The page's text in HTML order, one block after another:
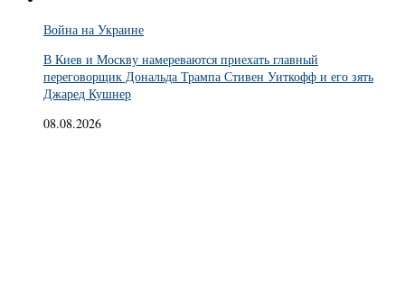
Война на Украине
В Киев и Москву намереваются приехать главный
переговорщик Дональда Трампа Стивен Уиткофф и его зять
Джаред Кушнер
08.08.2026